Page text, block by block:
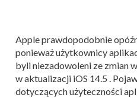
Apple prawdopodobnie
ponieważ użytkownicy
byli niezadowoleni ze zmian
w aktualizacji iOS 14.5 .
dotyczących użyteczności